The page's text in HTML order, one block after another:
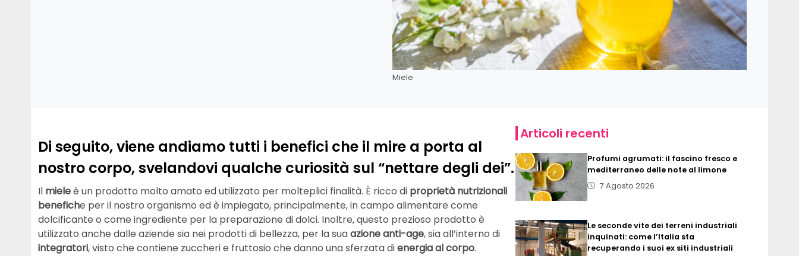
Miele
Di seguito, viene andiamo tutti i benefici che il mire a porta al
nostro corpo, svelandovi qualche curiosità sul “nettare degli dei”.
Il mieleè un prodotto molto amato ed utilizzato per molteplici finalità. È ricco di proprietà nutrizionali
benefiche per il nostro organismo ed è impiegato, principalmente, in campo alimentare come
dolcificante o come ingrediente per la preparazione di dolci. Inoltre, questo prezioso prodotto è
utilizzato anche dalle aziende sia nei prodotti di bellezza, per la suaazione anti-age, sia all’interno di
integratori, visto che contiene zuccheri e fruttosio che danno una sferzata dienergia al corpo.
Articoli recenti
Profumi agrumati: il fascino fresco e
mediterraneo delle note al limone
7 Agosto 2026
Le seconde vite dei terreni industriali
inquinati: come l’Italia sta
recuperando i suoi ex siti industriali